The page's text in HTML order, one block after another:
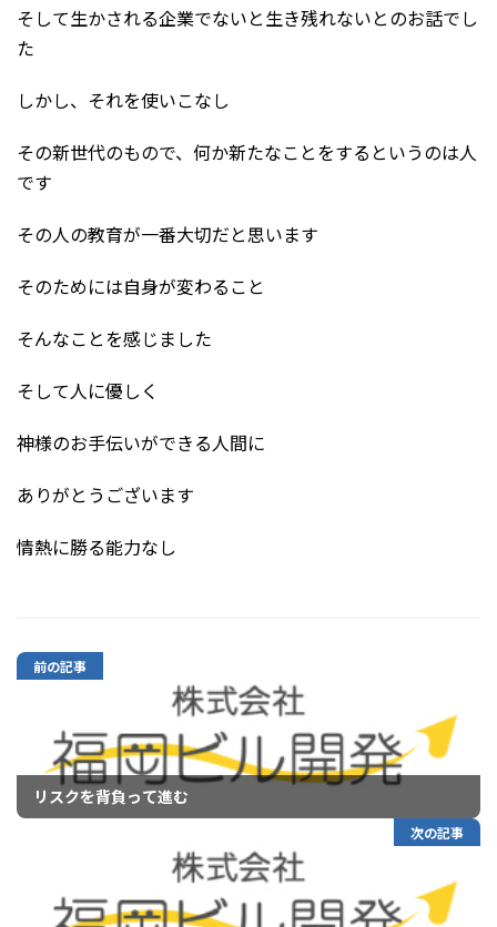
そして生かされる企業でないと生き残れないとのお話でし
た
しかし、それを使いこなし
その新世代のもので、何か新たなことをするというのは人
です
その人の教育が一番大切だと思います
そのためには自身が変わること
そんなことを感じました
そして人に優しく
神様のお手伝いができる人間に
ありがとうございます
情熱に勝る能力なし
前の記事
リスクを背負って進む
次の記事